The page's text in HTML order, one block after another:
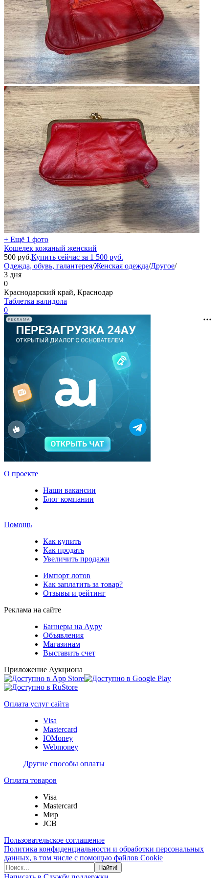
+ Ещё 1 фото
Кошелек кожаный женский
500 руб.Купить сейчас за 1 500 руб.
Одежда, обувь, галантерея/Женская одежда/Другое/
3 дня
0
Краснодарский край, Краснодар
Таблетка валидола
0
РЕКЛАМА
О проекте
Наши вакансии
Блог компании
Помощь
Как купить
Как продать
Увеличить продажи
Импорт лотов
Как заплатить за товар?
Отзывы и рейтинг
Реклама на сайте
Баннеры на Ау.ру
Объявления
Магазинам
Выставить счет
Приложение Аукциона
Оплата услуг сайта
Visa
Mastercard
ЮMoney
Webmoney
Другие способы оплаты
Оплата товаров
Visa
Mastercard
Мир
JCB
Пользовательское соглашение
Политика конфиденциальности и обработки персональных
данных, в том числе с помощью файлов Cookie
Найти!